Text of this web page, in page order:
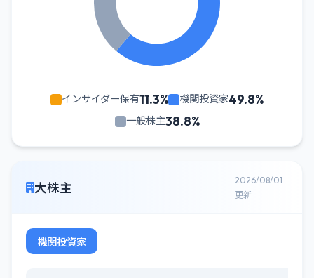
インサイダー保有11.3% 機関投資家49.8%
一般株主38.8%
大株主
2026/08/01
更新
機関投資家